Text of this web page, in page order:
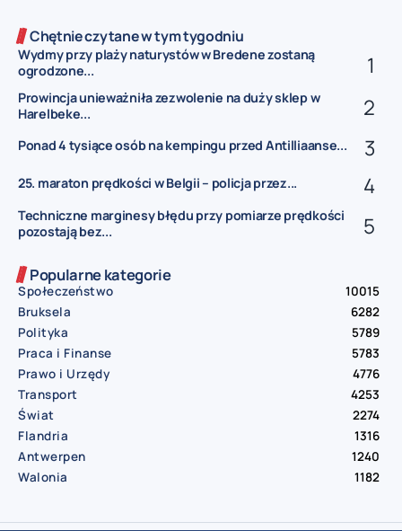
Chętnie czytane w tym tygodniu
Wydmy przy plaży naturystów w Bredene zostaną
ogrodzone...
Prowincja unieważniła zezwolenie na duży sklep w
Harelbeke...
Ponad 4 tysiące osób na kempingu przed Antilliaanse...
25. maraton prędkości w Belgii – policja przez...
Techniczne marginesy błędu przy pomiarze prędkości
pozostają bez...
Popularne kategorie
Społeczeństwo
10015
Bruksela
6282
Polityka
5789
Praca i Finanse
5783
Prawo i Urzędy
4776
Transport
4253
Świat
2274
Flandria
1316
Antwerpen
1240
Walonia
1182